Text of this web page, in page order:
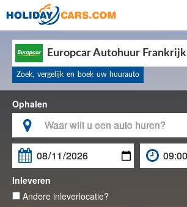
Europcar Autohuur Frankrijk
Zoek, vergelijk en boek uw huurauto
Ophalen

Inleveren
Andere inleverlocatie?